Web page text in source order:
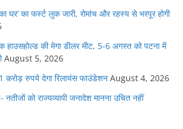
का घर’ का फर्स्ट लुक जारी, रोमांच और रहस्य से भरपूर होगी
हाउसहोल्ड की मेगा डीलर मीट, 5-6 अगस्त को पटना में
August 5, 2026
करोड़ रुपये देगा रिलायंस फाउंडेशन August 4, 2026
को राज्यव्यापी जनादेश मानना उचित नहीं